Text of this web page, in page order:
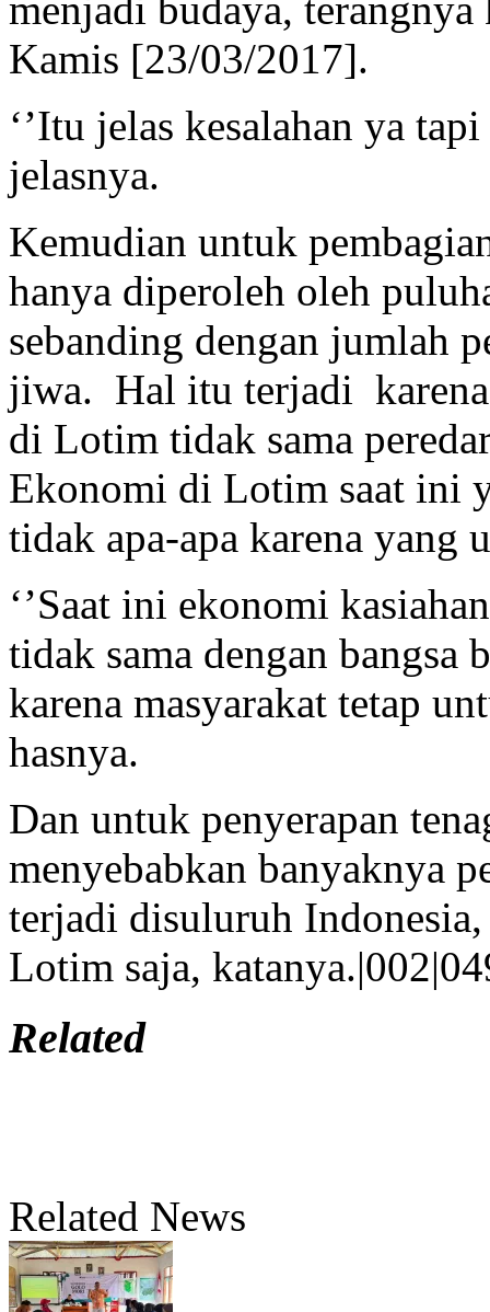
Kamis [23/03/2017].
‘’Itu jelas kesalahan ya
jelasnya.
Kemudian untuk
hanya diperoleh oleh
sebanding dengan jumlah
jiwa. Hal itu terjadi
di Lotim tidak sama
Ekonomi di Lotim saat ini
tidak apa-apa karena yang
‘’Saat ini ekonomi
tidak sama dengan bangsa
karena masyarakat tetap
hasnya.
Dan untuk penyerapan
menyebabkan banyaknya
terjadi disuluruh
Lotim saja,
Related
Related News